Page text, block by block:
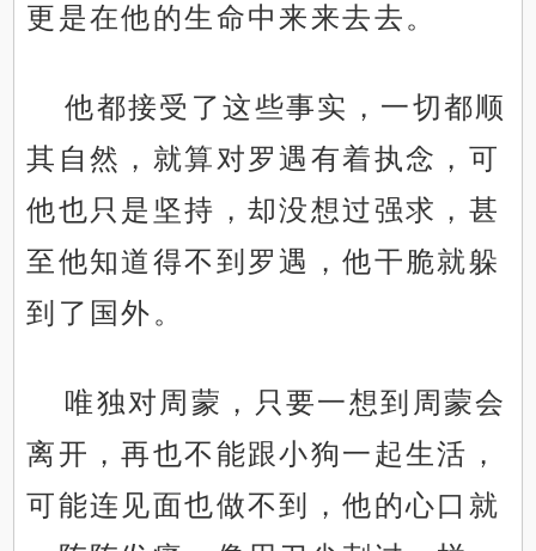
更是在他的生命中来来去去。
他都接受了这些事实，一切都顺
其自然，就算对罗遇有着执念，可
他也只是坚持，却没想过强求，甚
至他知道得不到罗遇，他干脆就躲
到了国外。
唯独对周蒙，只要一想到周蒙会
离开，再也不能跟小狗一起生活，
可能连见面也做不到，他的心口就